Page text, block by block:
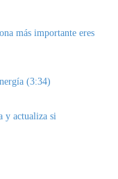
más importante eres
(3:34)
y actualiza si